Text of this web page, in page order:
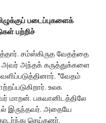
படைப்புகளைக்
பற்றிச்
சம்ஸ்கிருத வேதத்தை
அவர் அந்தக் கருத்துக்களை
"வேதம்
உலக
மாறன். பகவானிடத்திலே
இருந்தவர். அதையே